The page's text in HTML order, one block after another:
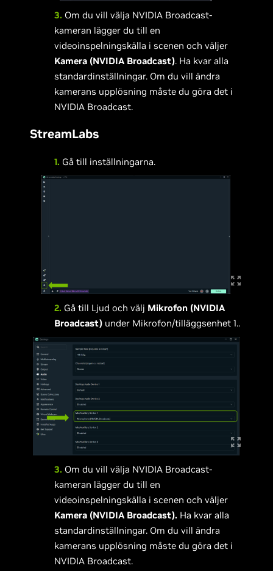
3. Om du vill välja NVIDIA Broadcast-
kameran lägger du till en
videoinspelningskälla i scenen och väljer
Kamera (NVIDIA Broadcast). Ha kvar alla
standardinställningar. Om du vill ändra
kamerans upplösning måste du göra det i
NVIDIA Broadcast.
StreamLabs
1. Gå till inställningarna.
2. Gå till Ljud och välj Mikrofon (NVIDIA
Broadcast) under Mikrofon/tilläggsenhet 1..
3. Om du vill välja NVIDIA Broadcast-
kameran lägger du till en
videoinspelningskälla i scenen och väljer
Kamera (NVIDIA Broadcast). Ha kvar alla
standardinställningar. Om du vill ändra
kamerans upplösning måste du göra det i
NVIDIA Broadcast.